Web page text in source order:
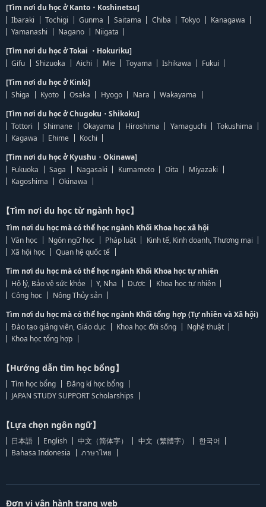
[Tìm nơi du học ở Kanto・Koshinetsu]
Ibaraki
Tochigi Gunma Saitama Chiba Tokyo
Kanagawa
Yamanashi
Nagano
Niigata
[Tìm nơi du học ở Tokai ・Hokuriku]
Gifu
Shizuoka Aichi Mie Toyama Ishikawa
Fukui
[Tìm nơi du học ở Kinki]
Shiga
Kyoto Osaka Hyogo Nara
Wakayama
[Tìm nơi du học ở Chugoku・Shikoku]
Tottori
Shimane Okayama Hiroshima Yamaguchi
Tokushima
Kagawa
Ehime
Kochi
[Tìm nơi du học ở Kyushu・Okinawa]
Fukuoka
Saga Nagasaki Kumamoto Oita
Miyazaki
Kagoshima
Okinawa
【Tìm nơi du học từ ngành học】
Tìm nơi du học mà có thể học ngành Khối Khoa học xã hội
Văn học
Ngôn ngữ học Pháp luật
Kinh tế, Kinh doanh, Thương mại
Xã hội học
Quan hệ quốc tế
Tìm nơi du học mà có thể học ngành Khối Khoa học tự nhiên
Hộ lý, Bảo vệ sức khỏe
Y, Nha Dược
Khoa học tự nhiên
Công học
Nông Thủy sản
Tìm nơi du học mà có thể học ngành Khối tổng hợp (Tự nhiên và Xã hội)
Đào tạo giảng viên, Giáo dục
Khoa học đời sống
Nghệ thuật
Khoa học tổng hợp
【Hướng dẫn tìm học bổng】
Tìm học bổng
Đăng kí học bổng
JAPAN STUDY SUPPORT Scholarships
【Lựa chọn ngôn ngữ】
日本語 English 中文（简体字） 中文（繁體字）
한국어
Bahasa Indonesia
ภาษาไทย
Đơn vị vận hành trang web